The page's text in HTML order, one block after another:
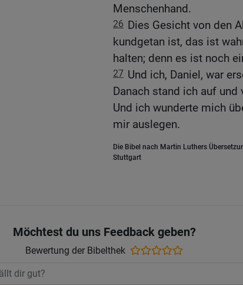
Menschenhand.
26 Dies Gesicht von den
kundgetan ist, das ist
halten; denn es ist noch
27 Und ich, Daniel, war
Danach stand ich auf
Und ich wunderte mich
mir auslegen.
Die Bibel nach Martin Luthers
Stuttgart
Möchtest du uns Feedback geben?
Bewertung der Bibelthek